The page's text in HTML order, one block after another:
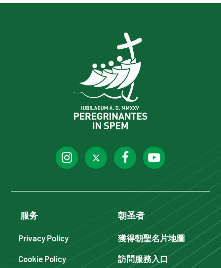
服务
Privacy Policy
Cookie Policy
朝圣者
獲得朝聖名片地圖
訪問服務入口